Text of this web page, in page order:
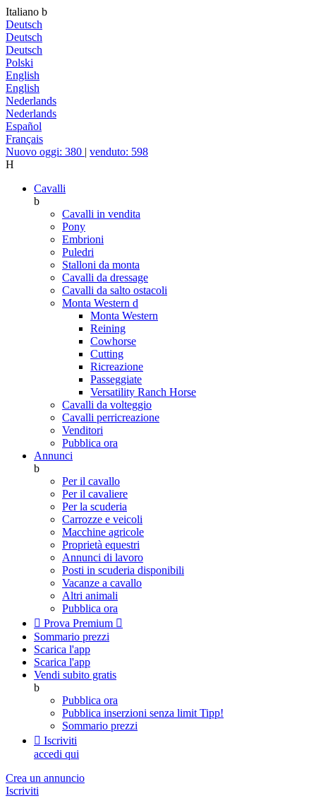
Italiano b
Deutsch
Deutsch
Deutsch
Polski
English
English
Nederlands
Nederlands
Español
Français
Nuovo oggi: 380 | venduto: 598
H
Cavalli
b
Cavalli in vendita
Pony
Embrioni
Puledri
Stalloni da monta
Cavalli da dressage
Cavalli da salto ostacoli
Monta Western d
Monta Western
Reining
Cowhorse
Cutting
Ricreazione
Passeggiate
Versatility Ranch Horse
Cavalli da volteggio
Cavalli perricreazione
Venditori
Pubblica ora
Annunci
b
Per il cavallo
Per il cavaliere
Per la scuderia
Carrozze e veicoli
Macchine agricole
Proprietà equestri
Annunci di lavoro
Posti in scuderia disponibili
Vacanze a cavallo
Altri animali
Pubblica ora
 Prova Premium 
Sommario prezzi
Scarica l'app
Scarica l'app
Vendi subito gratis
b
Pubblica ora
Pubblica inserzioni senza limit Tipp!
Sommario prezzi
 Iscriviti
accedi qui
Crea un annuncio
Iscriviti